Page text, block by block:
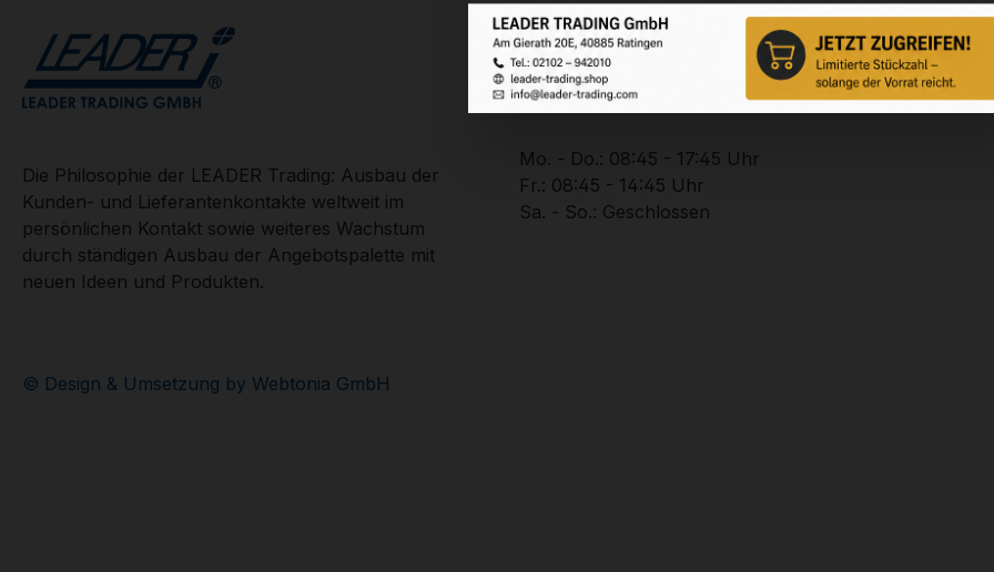
Die Philosophie der LEADER Trading: Ausbau der
Kunden- und Lieferantenkontakte weltweit im
persönlichen Kontakt sowie weiteres Wachstum
durch ständigen Ausbau der Angebotspalette mit
neuen Ideen und Produkten.
Service-Hotline
Unterstützung zu Ihrer Bestellung:
+49 (0) 2102 – 94201 – 0
Mo. - Do.: 08:45 - 17:45 Uhr
Fr.: 08:45 - 14:45 Uhr
Sa. - So.: Geschlossen
© Design & Umsetzung by Webtonia GmbH